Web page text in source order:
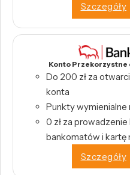
Szczegóły
Konto Przekorzystne
Do 200 zł za
konta
Punkty wymienialne
0 zł za
bankomatów i kartę
Szczegóły